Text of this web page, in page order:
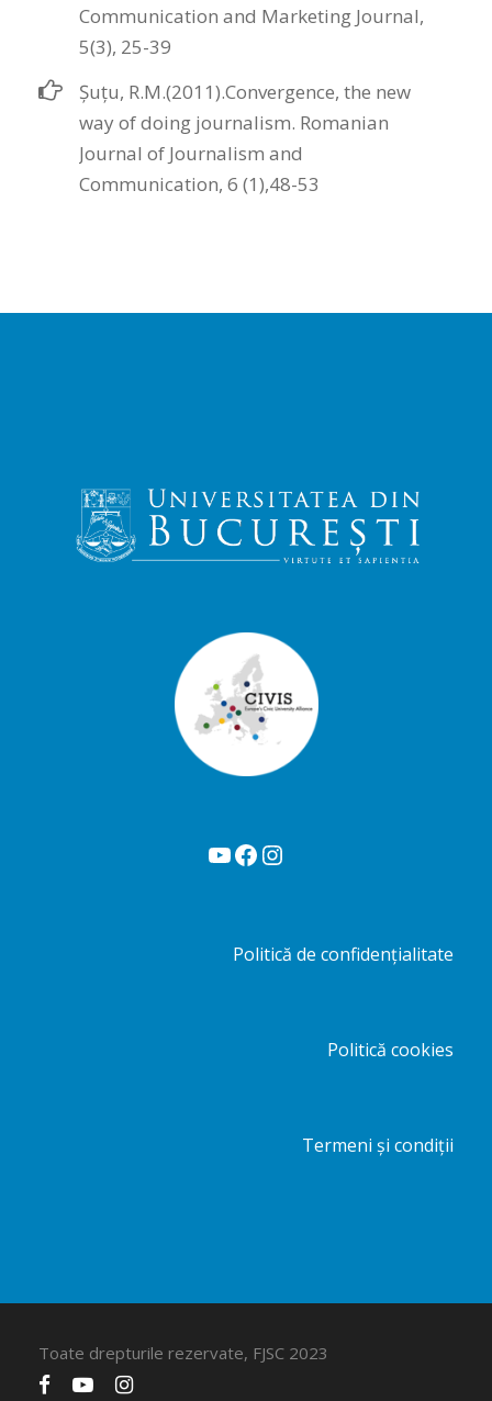
Communication and Marketing Journal,
5(3), 25-39
Șuțu, R.M.(2011).Convergence, the new
way of doing journalism. Romanian
Journal of Journalism and
Communication, 6 (1),48-53
YouTube Facebook Instagram
Politică de confidențialitate
Politică cookies
Termeni și condiții
Toate drepturile rezervate, FJSC 2023